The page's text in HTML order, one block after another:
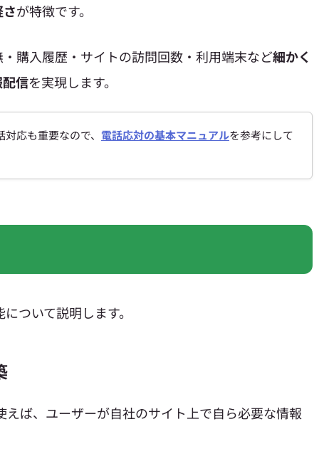
が特徴です。
購入履歴・サイトの訪問回数・利用端末など細かく
信を実現します。
応も重要なので、 電話応対の基本マニュアルを参考にして
ついて説明します。
ば、ユーザーが自社のサイト上で自ら必要な情報